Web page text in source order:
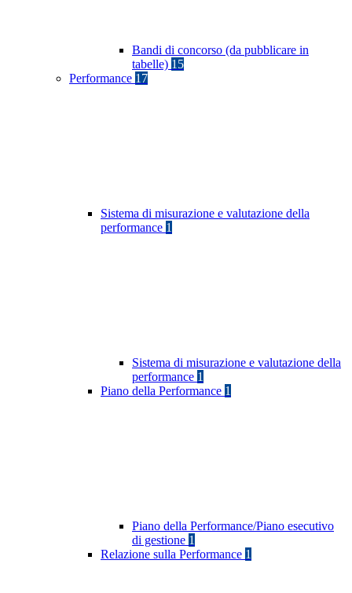
Bandi di concorso (da pubblicare in
tabelle) 15
Performance 17
Sistema di misurazione e valutazione della
performance 1
Sistema di misurazione e valutazione della
performance 1
Piano della Performance 1
Piano della Performance/Piano esecutivo
di gestione 1
Relazione sulla Performance 1